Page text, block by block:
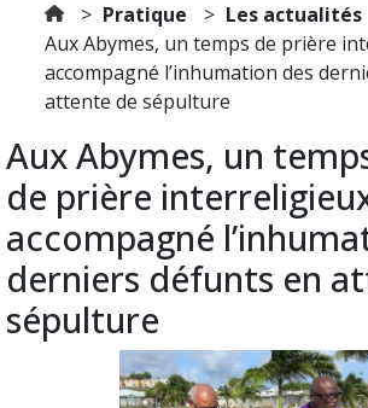
Pratique
Les actualités
Aux Abymes, un temps de prière
accompagné l’inhumation des
attente de sépulture
Aux Abymes, un
de prière
accompagné
derniers défunts en
sépulture